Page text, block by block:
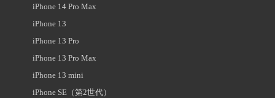
iPhone 14 Pro Max
iPhone 13
iPhone 13 Pro
iPhone 13 Pro Max
iPhone 13 mini
iPhone SE（第2世代）